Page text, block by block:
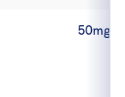
50mg/